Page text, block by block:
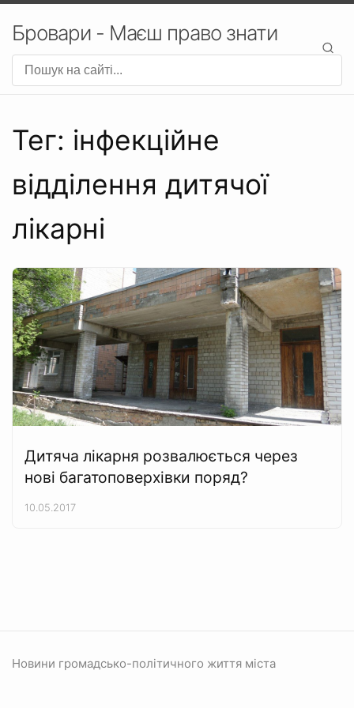
Бровари - Маєш право знати
Тег: інфекційне
відділення дитячої
лікарні
Дитяча лікарня розвалюється через
нові багатоповерхівки поряд?
10.05.2017
Новини громадсько-політичного життя міста